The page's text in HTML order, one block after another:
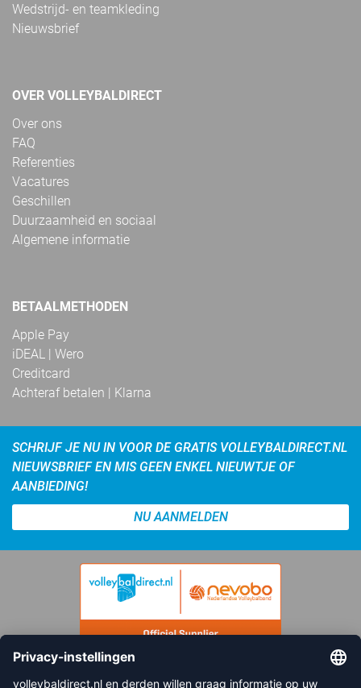
Wedstrijd- en teamkleding
Nieuwsbrief
OVER VOLLEYBALDIRECT
Over ons
FAQ
Referenties
Vacatures
Geschillen
Duurzaamheid en sociaal
Algemene informatie
BETAALMETHODEN
Apple Pay
iDEAL | Wero
Creditcard
Achteraf betalen | Klarna
SCHRIJF JE NU IN VOOR DE GRATIS VOLLEYBALDIRECT.NL
NIEUWSBRIEF EN MIS GEEN ENKEL NIEUWTJE OF
AANBIEDING!
NU AANMELDEN